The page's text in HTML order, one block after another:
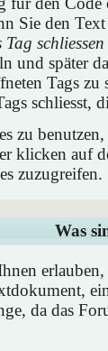
Sie den
Tag schliessen
und später
Tags
zu
klicken auf
zuzugreifen.
Was
da das